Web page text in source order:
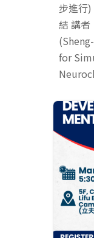
步進行
結 講者
for